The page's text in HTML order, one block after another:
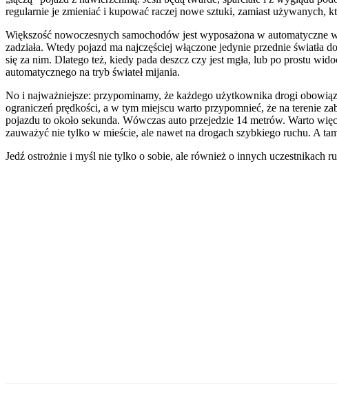
regularnie je zmieniać i kupować raczej nowe sztuki, zamiast używanych,
Większość nowoczesnych samochodów jest wyposażona w automatyczne
zadziała. Wtedy pojazd ma najczęściej włączone jedynie przednie
się za nim. Dlatego też, kiedy pada deszcz czy jest mgła, lub po prostu
automatycznego na tryb świateł mijania.
No i najważniejsze: przypominamy, że każdego użytkownika drogi
ograniczeń prędkości, a w tym miejscu warto przypomnieć, że na terenie
pojazdu to około sekunda. Wówczas auto przejedzie 14 metrów. Warto
zauważyć nie tylko w mieście, ale nawet na drogach szybkiego ruchu. A
Jedź ostrożnie i myśl nie tylko o sobie, ale również o innych uczestnikach